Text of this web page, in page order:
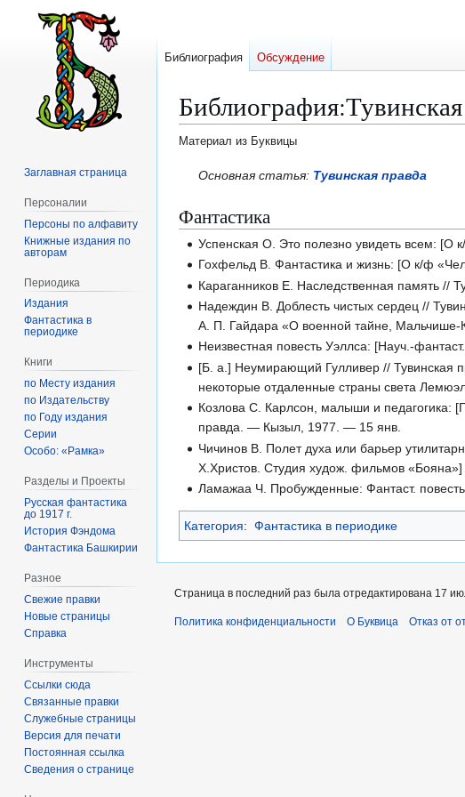
Библиография:
Материал из Буквицы
Перейти
навигации
Перейти
поиску
Основная статья: Тувинская правда
Фантастика
Успенская О. Это полезно увидеть всем:
Гохфельд В. Фантастика и жизнь: [О к/ф
Караганников Е. Наследственная память
Надеждин В. Доблесть чистых сердец //
А. П. Гайдара «О военной тайне, Мальчише-
Неизвестная повесть Уэллса: [Науч.-
[Б. а.] Неумирающий Гулливер //
некоторые отдаленные страны света
Козлова С. Карлсон, малыши и педагогика:
правда. — Кызыл, 1977. — 15 янв.
Чичинов В. Полет духа или барьер
Х.Христов. Студия худож. фильмов
Ламажаа Ч. Пробужденные: Фантаст.
Категория: Фантастика в периодике
Библиография Обсуждение
Заглавная страница
Персоналии
Персоны по алфавиту
Книжные издания по
авторам
Периодика
Издания
Фантастика в
периодике
Книги
по Месту издания
по Издательству
по Году издания
Серии
Особо: «Рамка»
Разделы и Проекты
Русская фантастика
до 1917 г.
История Фэндома
Фантастика Башкирии
Разное
Свежие правки
Новые страницы
Справка
Инструменты
Ссылки сюда
Связанные правки
Служебные страницы
Версия для печати
Постоянная ссылка
Сведения о странице
Страница в последний раз была отредактирована 17
Политика конфиденциальности О Буквица Отказ от